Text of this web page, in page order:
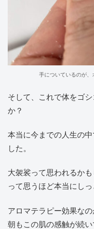
手についているのが、
そして、これで体をゴ
か？
本当に今までの人生の
した。
大袈裟って思われるか
って思うほど本当にしっ
アロマテラピー効果な
朝もこの肌の感触が続い